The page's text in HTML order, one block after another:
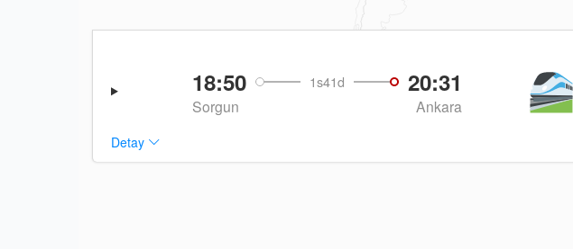
18:50 1s41d 20:31
Sorgun Ankara
Detay